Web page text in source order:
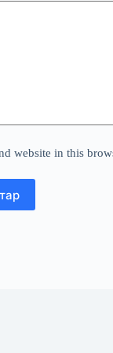
website in this